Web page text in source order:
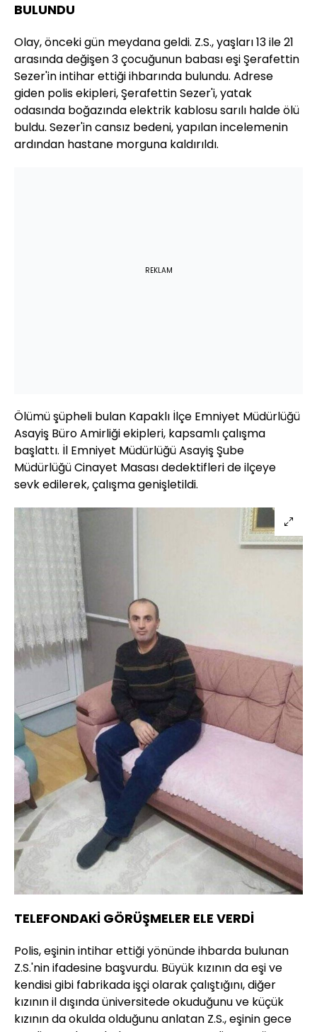
BULUNDU
Olay, önceki gün meydana geldi. Z.S., yaşları 13 ile 21
arasında değişen 3 çocuğunun babası eşi Şerafettin
Sezer'in intihar ettiği ihbarında bulundu. Adrese
giden polis ekipleri, Şerafettin Sezer'i, yatak
odasında boğazında elektrik kablosu sarılı halde ölü
buldu. Sezer'in cansız bedeni, yapılan incelemenin
ardından hastane morguna kaldırıldı.
REKLAM
Ölümü şüpheli bulan Kapaklı İlçe Emniyet Müdürlüğü
Asayiş Büro Amirliği ekipleri, kapsamlı çalışma
başlattı. İl Emniyet Müdürlüğü Asayiş Şube
Müdürlüğü Cinayet Masası dedektifleri de ilçeye
sevk edilerek, çalışma genişletildi.
TELEFONDAKİ GÖRÜŞMELER ELE VERDİ
Polis, eşinin intihar ettiği yönünde ihbarda bulunan
Z.S.'nin ifadesine başvurdu. Büyük kızının da eşi ve
kendisi gibi fabrikada işçi olarak çalıştığını, diğer
kızının il dışında üniversitede okuduğunu ve küçük
kızının da okulda olduğunu anlatan Z.S., eşinin gece